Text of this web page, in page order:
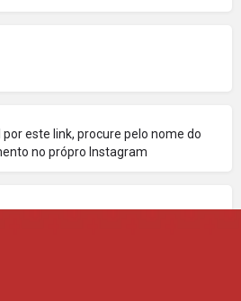
este link, procure pelo nome do
no própro Instagram